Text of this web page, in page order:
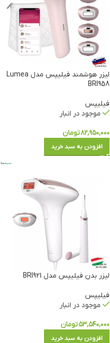
لیزر هوشمند فیلیپس مدل Lumea
BRI958
فیلیپس
موجود در انبار
۸۲,۹۵۰,۰۰۰تومان
افزودن به سبد خرید
لیزر بدن فیلیپس مدل BRI921
فیلیپس
موجود در انبار
۵۳,۵۴۰,۰۰۰تومان
افزودن به سبد خرید